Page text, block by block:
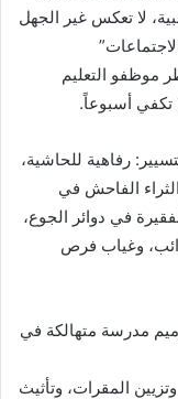
لا تعكس غير الجهل
موظفو التعليم
تكفي أسبوعاً.
رفاهية للحاشية،
الفاحش في
في دوائر الجوع،
وغياب فرص
مدرسة متهالكة في
المقرات، وتأثيث